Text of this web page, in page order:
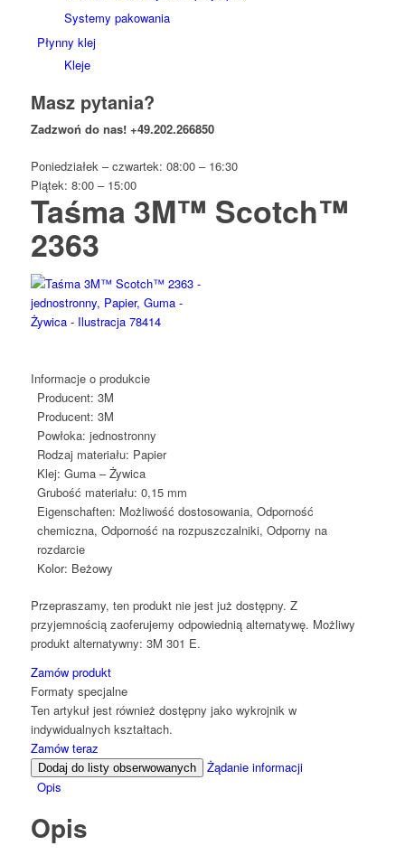
Systemy pakowania
Płynny klej
Kleje
Masz pytania?
Zadzwoń do nas! +49.202.266850
Poniedziałek – czwartek: 08:00 – 16:30
Piątek: 8:00 – 15:00
Taśma 3M™ Scotch™
2363
Informacje o produkcie
Producent: 3M
Producent: 3M
Powłoka: jednostronny
Rodzaj materiału: Papier
Klej: Guma – Żywica
Grubość materiału: 0,15 mm
Eigenschaften: Możliwość dostosowania, Odporność
chemiczna, Odporność na rozpuszczalniki, Odporny na
rozdarcie
Kolor: Beżowy
Przepraszamy, ten produkt nie jest już dostępny. Z
przyjemnością zaoferujemy odpowiednią alternatywę. Możliwy
produkt alternatywny: 3M 301 E.
Zamów produkt
Formaty specjalne
Ten artykuł jest również dostępny jako wykrojnik w
indywidualnych kształtach.
Zamów teraz
Dodaj do listy obserwowanych
Żądanie informacji
Opis
Opis